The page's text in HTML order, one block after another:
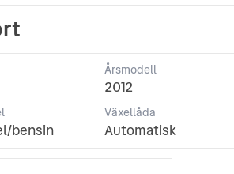
Årsmodell
2012
bensin
Växellåda
Automatisk